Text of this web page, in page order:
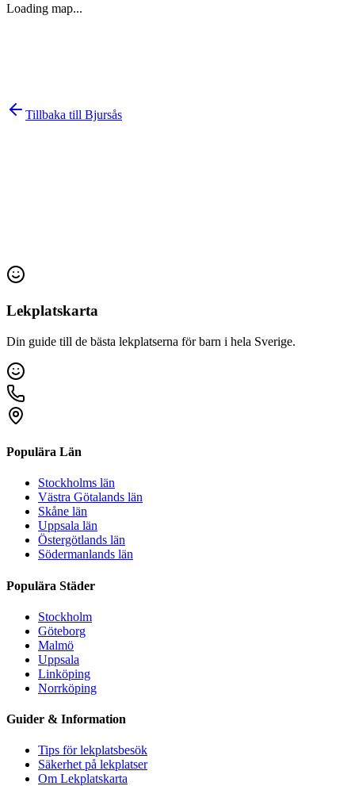
Loading map...
Tillbaka till Bjursås
Lekplatskarta
Din guide till de bästa lekplatserna för barn i hela Sverige.
Populära Län
Stockholms län
Västra Götalands län
Skåne län
Uppsala län
Östergötlands län
Södermanlands län
Populära Städer
Stockholm
Göteborg
Malmö
Uppsala
Linköping
Norrköping
Guider & Information
Tips för lekplatsbesök
Säkerhet på lekplatser
Om Lekplatskarta